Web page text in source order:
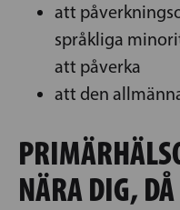
att
språkliga
att påverka
att den
NÄRA DIG,